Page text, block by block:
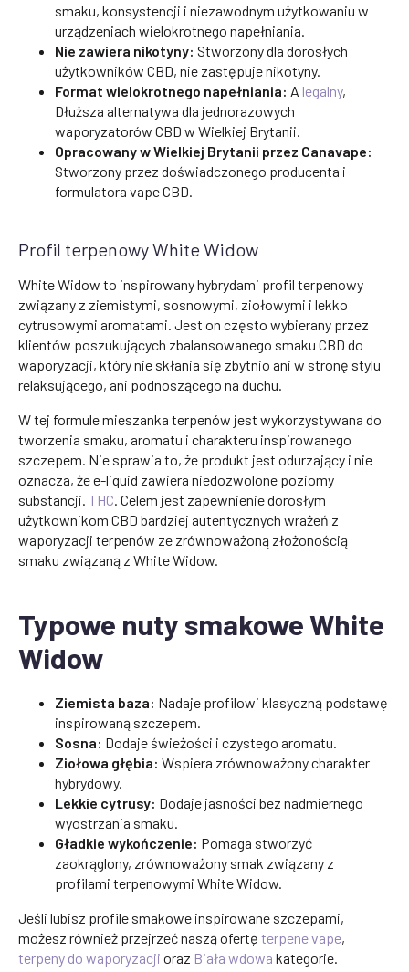
smaku, konsystencji i niezawodnym użytkowaniu w
urządzeniach wielokrotnego napełniania.
Nie zawiera nikotyny: Stworzony dla dorosłych
użytkowników CBD, nie zastępuje nikotyny.
Format wielokrotnego napełniania: A legalny,
Dłuższa alternatywa dla jednorazowych
waporyzatorów CBD w Wielkiej Brytanii.
Opracowany w Wielkiej Brytanii przez Canavape:
Stworzony przez doświadczonego producenta i
formulatora vape CBD.
Profil terpenowy White Widow
White Widow to inspirowany hybrydami profil terpenowy
związany z ziemistymi, sosnowymi, ziołowymi i lekko
cytrusowymi aromatami. Jest on często wybierany przez
klientów poszukujących zbalansowanego smaku CBD do
waporyzacji, który nie skłania się zbytnio ani w stronę stylu
relaksującego, ani podnoszącego na duchu.
W tej formule mieszanka terpenów jest wykorzystywana do
tworzenia smaku, aromatu i charakteru inspirowanego
szczepem. Nie sprawia to, że produkt jest odurzający i nie
oznacza, że e-liquid zawiera niedozwolone poziomy
substancji. THC . Celem jest zapewnienie dorosłym
użytkownikom CBD bardziej autentycznych wrażeń z
waporyzacji terpenów ze zrównoważoną złożonością
smaku związaną z White Widow.
Typowe nuty smakowe White
Widow
Ziemista baza: Nadaje profilowi klasyczną podstawę
inspirowaną szczepem.
Sosna: Dodaje świeżości i czystego aromatu.
Ziołowa głębia: Wspiera zrównoważony charakter
hybrydowy.
Lekkie cytrusy: Dodaje jasności bez nadmiernego
wyostrzania smaku.
Gładkie wykończenie: Pomaga stworzyć
zaokrąglony, zrównoważony smak związany z
profilami terpenowymi White Widow.
Jeśli lubisz profile smakowe inspirowane szczepami,
możesz również przejrzeć naszą ofertę terpene vape,
terpeny do waporyzacji oraz Biała wdowa kategorie.